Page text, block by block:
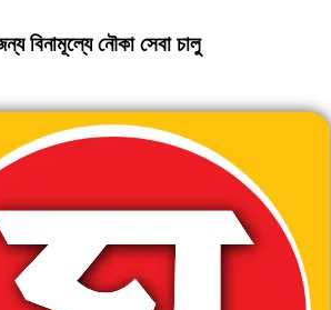
জন্য বিনামূল্যে নৌকা সেবা চালু